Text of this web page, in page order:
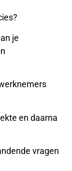
je
en daarna
vragen